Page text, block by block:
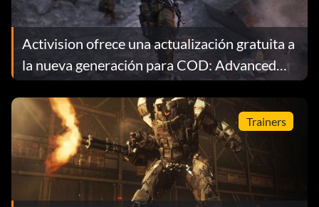
Activision ofrece una actualización gratuita a
la nueva generación para COD: Advanced
Warfare
Trainers